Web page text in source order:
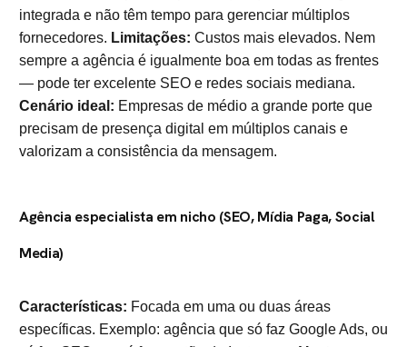
integrada e não têm tempo para gerenciar múltiplos
fornecedores. Limitações: Custos mais elevados. Nem
sempre a agência é igualmente boa em todas as frentes
— pode ter excelente SEO e redes sociais mediana.
Cenário ideal: Empresas de médio a grande porte que
precisam de presença digital em múltiplos canais e
valorizam a consistência da mensagem.
Agência especialista em nicho (SEO, Mídia Paga, Social
Media)
Características: Focada em uma ou duas áreas
específicas. Exemplo: agência que só faz Google Ads, ou